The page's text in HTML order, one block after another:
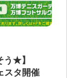
う★】
スタ開催